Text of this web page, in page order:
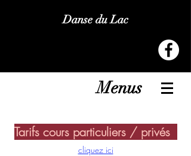
Danse du Lac
Menus
Tarifs cours particuliers / privés
cliquez ici